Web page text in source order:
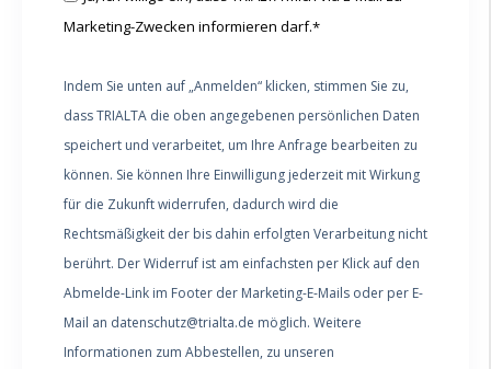
Marketing-Zwecken informieren darf.*
Indem Sie unten auf „Anmelden“ klicken, stimmen Sie zu,
dass TRIALTA die oben angegebenen persönlichen Daten
speichert und verarbeitet, um Ihre Anfrage bearbeiten zu
können. Sie können Ihre Einwilligung jederzeit mit Wirkung
für die Zukunft widerrufen, dadurch wird die
Rechtsmäßigkeit der bis dahin erfolgten Verarbeitung nicht
berührt. Der Widerruf ist am einfachsten per Klick auf den
Abmelde-Link im Footer der Marketing-E-Mails oder per E-
Mail an datenschutz@trialta.de möglich. Weitere
Informationen zum Abbestellen, zu unseren